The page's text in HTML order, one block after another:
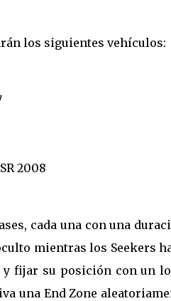
los siguientes vehículos:
2008
cada una con una
mientras los Seekers
y fijar su posición con un
una End Zone